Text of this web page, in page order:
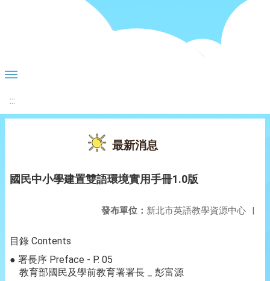
:::
最新消息
國民中小學建置雙語環境實用手冊1.0版
發布單位： 新北市英語教學資源中心 |
目錄 Contents
● 署長序 Preface - P. 05
教育部國民及學前教育署署長 _ 彭富源